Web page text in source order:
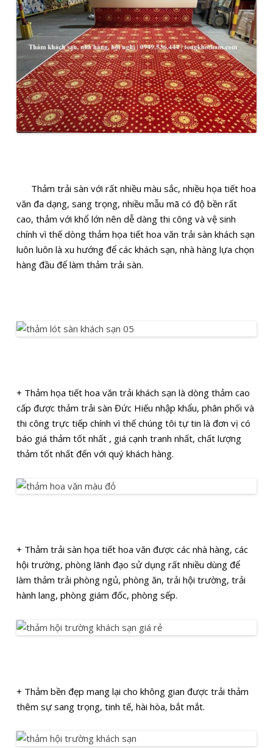
Thảm trải sàn với rất nhiều màu sắc, nhiều họa tiết hoa
văn đa dạng, sang trọng, nhiều mẫu mã có độ bền rất
cao, thảm với khổ lớn nên dễ dàng thi công và vệ sinh
chính vì thế dòng thảm họa tiết hoa văn trải sàn khách sạn
luôn luôn là xu hướng để các khách sạn, nhà hàng lựa chọn
hàng đầu để làm thảm trải sàn.
+ Thảm họa tiết hoa văn trải khách sạn là dòng thảm cao
cấp được thảm trải sàn Đức Hiếu nhập khẩu, phân phối và
thi công trực tiếp chính vì thế chúng tôi tự tin là đơn vị có
báo giá thảm tốt nhất , giá cạnh tranh nhất, chất lượng
thảm tốt nhất đến với quý khách hàng.
+ Thảm trải sàn họa tiết hoa văn được các nhà hàng, các
hội trường, phòng lãnh đạo sử dụng rất nhiều dùng để
làm thảm trải phòng ngủ, phòng ăn, trải hội trường, trải
hành lang, phòng giám đốc, phòng sếp.
+ Thảm bền đẹp mang lại cho không gian được trải thảm
thêm sự sang trọng, tinh tế, hài hòa, bắt mắt.